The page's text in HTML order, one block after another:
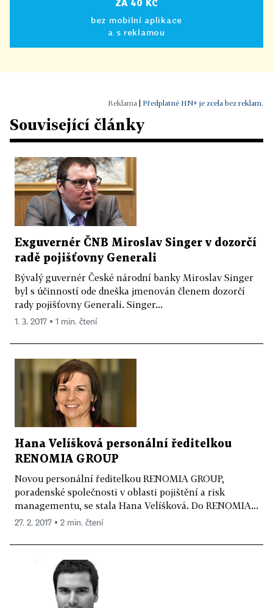
ZA 40 KČ
bez mobilní aplikace
a s reklamou
Předplatné HN+ je zcela bez reklam.
Související články
Exguvernér ČNB Miroslav Singer v dozorčí
radě pojišťovny Generali
Bývalý guvernér České národní banky Miroslav Singer
byl s účinností ode dneška jmenován členem dozorčí
rady pojišťovny Generali. Singer...
1. 3. 2017 ▪ 1 min. čtení
Hana Velíšková personální ředitelkou
RENOMIA GROUP
Novou personální ředitelkou RENOMIA GROUP,
poradenské společnosti v oblasti pojištění a risk
managementu, se stala Hana Velíšková. Do RENOMIA...
27. 2. 2017 ▪ 2 min. čtení